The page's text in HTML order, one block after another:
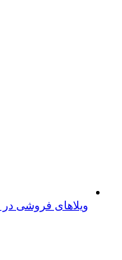
ویلاهای فروشی در